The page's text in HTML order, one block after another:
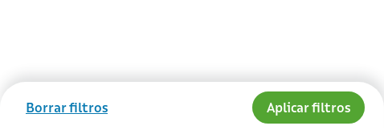
Borrar filtros Aplicar filtros